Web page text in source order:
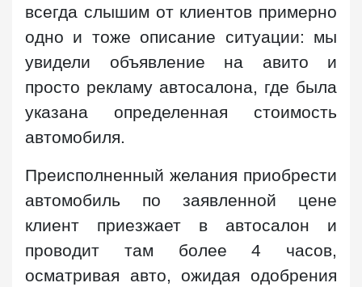
всегда слышим от клиентов примерно
одно и тоже описание ситуации: мы
увидели объявление на авито и
просто рекламу автосалона, где была
указана определенная стоимость
автомобиля.
Преисполненный желания приобрести
автомобиль по заявленной цене
клиент приезжает в автосалон и
проводит там более 4 часов,
осматривая авто, ожидая одобрения